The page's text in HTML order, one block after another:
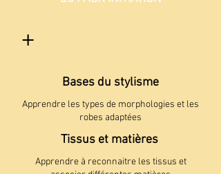
+
Bases du stylisme
Apprendre les types de morphologies et les
robes adaptées
Tissus et matières
Apprendre à reconnaitre les tissus et